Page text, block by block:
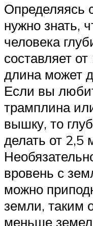
Определяясь
нужно знать,
человека
составляет
длина может
Если вы
трамплина
вышку, то
делать от 2,5
вровень с
можно
земли, таким
меньше